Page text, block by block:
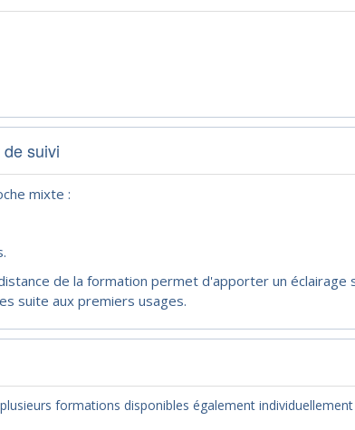
suivi
mixte :
de la formation permet d'apporter un éclairage
suite aux premiers usages.
formations disponibles également individuellement